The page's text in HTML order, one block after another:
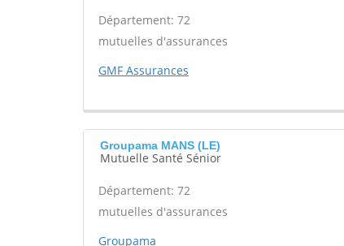
Département: 72
mutuelles d'assurances
GMF Assurances
Groupama MANS (LE)
Mutuelle Santé Sénior
Département: 72
mutuelles d'assurances
Groupama